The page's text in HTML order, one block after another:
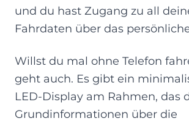
und du hast Zugang zu all
Fahrdaten über das
Willst du mal ohne Telefon
geht auch. Es gibt ein
LED-Display am Rahmen, das
Grundinformationen über die